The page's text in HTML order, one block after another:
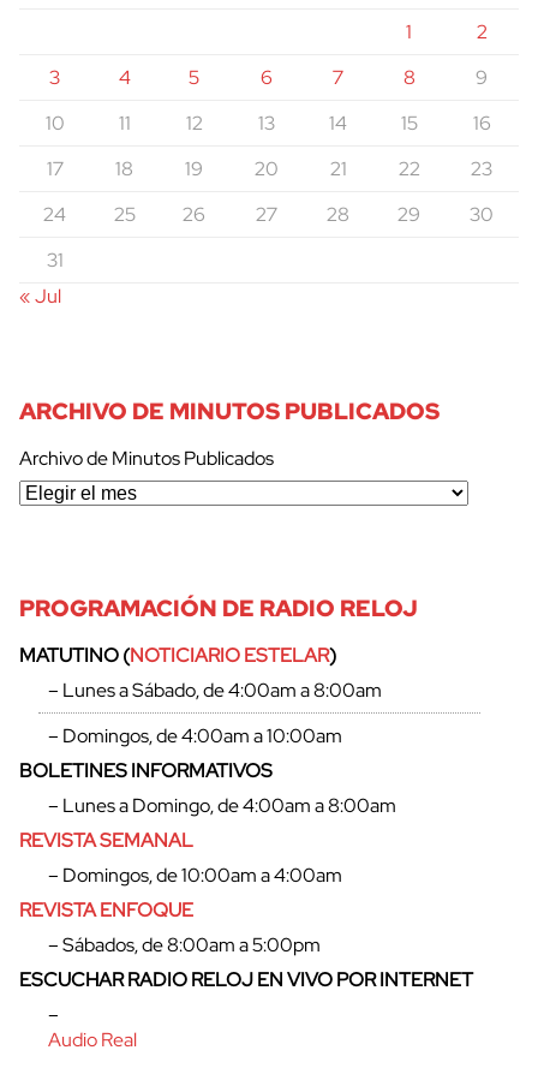
1
2
3
4 5 6 7 8
9
10
11 12 13 14 15
16
17
18 19 20 21 22
23
24
25 26 27 28 29
30
31
« Jul
ARCHIVO DE MINUTOS PUBLICADOS
Archivo de Minutos Publicados
PROGRAMACIÓN DE RADIO RELOJ
MATUTINO (NOTICIARIO ESTELAR)
– Lunes a Sábado, de 4:00am a 8:00am
– Domingos, de 4:00am a 10:00am
BOLETINES INFORMATIVOS
– Lunes a Domingo, de 4:00am a 8:00am
REVISTA SEMANAL
– Domingos, de 10:00am a 4:00am
REVISTA ENFOQUE
– Sábados, de 8:00am a 5:00pm
ESCUCHAR RADIO RELOJ EN VIVO POR INTERNET
–
Audio Real